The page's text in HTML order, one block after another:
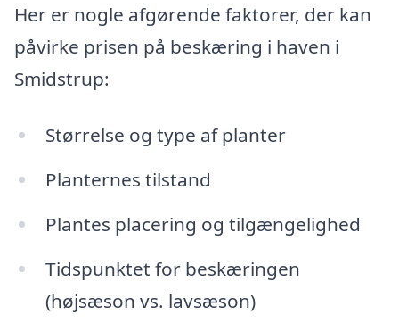
Her er nogle afgørende faktorer, der kan
påvirke prisen på beskæring i haven i
Smidstrup:
Størrelse og type af planter
Planternes tilstand
Plantes placering og tilgængelighed
Tidspunktet for beskæringen
(højsæson vs. lavsæson)